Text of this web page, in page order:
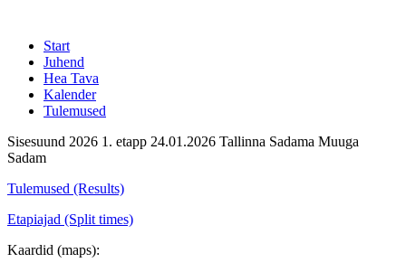
Start
Juhend
Hea Tava
Kalender
Tulemused
Sisesuund 2026 1. etapp 24.01.2026 Tallinna Sadama Muuga
Sadam
Tulemused (Results)
Etapiajad (Split times)
Kaardid (maps):